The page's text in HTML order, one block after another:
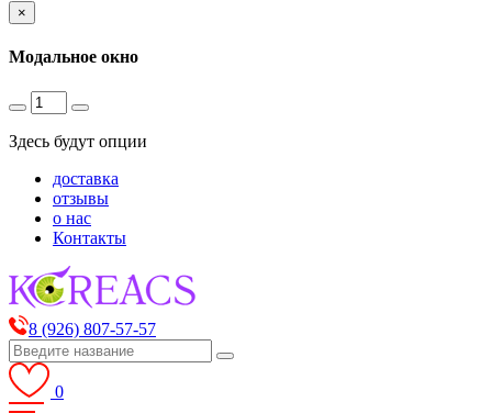
×
Модальное окно
Здесь будут опции
доставка
отзывы
о нас
Контакты
8 (926) 807-57-57
0